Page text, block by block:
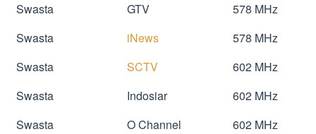
Swasta
GTV
578 MHz
Swasta
iNews
578 MHz
Swasta
SCTV
602 MHz
Swasta
Indosiar
602 MHz
Swasta
O Channel
602 MHz